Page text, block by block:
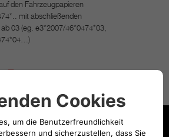
den Fahrzeugpapieren
mit abschließenden
03 (eg. e3*2007/46*0474*03,